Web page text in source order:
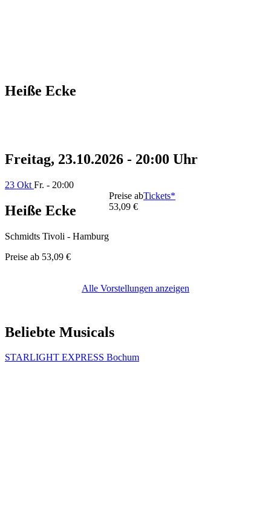
Heiße Ecke
Freitag, 23.10.2026 - 20:00 Uhr
23 Okt Fr. - 20:00
Heiße Ecke
Schmidts Tivoli - Hamburg
Preise ab 53,09 €
Preise ab
53,09 €
Tickets*
Alle Vorstellungen anzeigen
Beliebte Musicals
STARLIGHT EXPRESS Bochum